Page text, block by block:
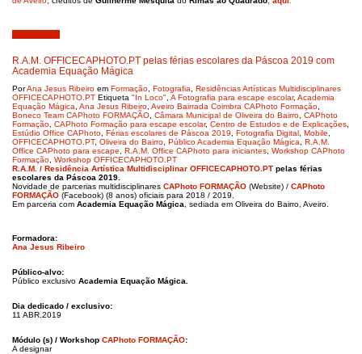
R.A.M. OFFICECAPHOTO.PT pelas férias escolares da Páscoa 2019 com
Academia Equação Mágica
PorAna Jesus Ribeiro em Formação Fotografia
Residências Artísticas Multidisciplinares
OFFICECAPHOTO.PT Etiqueta "In Loco" A Fotografia para escape escolar, Academia
Equação Mágica Ana Jesus Ribeiro Aveiro Bairrada Coimbra CAPhoto Formação
Boneco Team CAPhoto FORMAÇÃO Câmara Municipal de Oliveira do Bairro CAPhoto
Formação CAPhoto Formação para escape escolar, Centro de Estudos e de Explicações
Estúdio Office CAPhoto Férias escolares de Páscoa 2019 Fotografia Digital Mobile
OFFICECAPHOTO.PT, Oliveira do Bairro Público Academia Equação Mágica
R.A.M.
Office CAPhoto para escape
R.A.M. Office CAPhoto para iniciantes Workshop CAPhoto
Formação Workshop OFFICECAPHOTO.PT
R.A.M. / Residência Artística Multidisciplinar OFFICECAPHOTO.PT pelas férias
escolares da Páscoa 2019.
Novidade de parcerias multidisciplinares CAPhoto FORMAÇÃO (Website) / CAPhoto
FORMAÇÃO (Facebook) (8 anos) oficiais para 2018 / 2019.
Em parceria com Academia Equação Mágica , sediada em Oliveira do Bairro, Aveiro.
Formadora:
Ana Jesus Ribeiro
Público-alvo:
Público exclusivo Academia Equação Mágica.
Dia dedicado / exclusivo:
11 ABR.2019
Módulo (s) / Workshop CAPhoto FORMAÇÃO:
A designar